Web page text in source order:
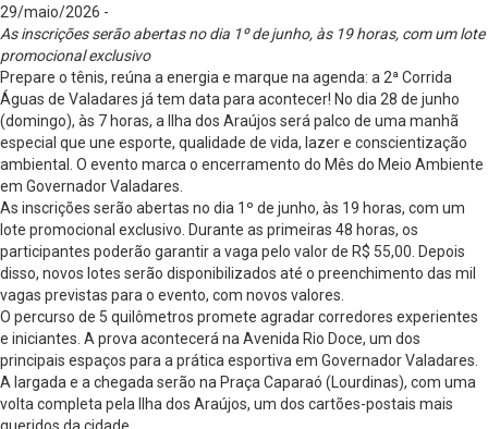
29/maio/2026 -
As inscrições serão abertas no dia 1º de junho, às 19 horas, com um lote
promocional exclusivo
Prepare o tênis, reúna a energia e marque na agenda: a 2ª Corrida
Águas de Valadares já tem data para acontecer! No dia 28 de junho
(domingo), às 7 horas, a Ilha dos Araújos será palco de uma manhã
especial que une esporte, qualidade de vida, lazer e conscientização
ambiental. O evento marca o encerramento do Mês do Meio Ambiente
em Governador Valadares.
As inscrições serão abertas no dia 1º de junho, às 19 horas, com um
lote promocional exclusivo. Durante as primeiras 48 horas, os
participantes poderão garantir a vaga pelo valor de R$ 55,00. Depois
disso, novos lotes serão disponibilizados até o preenchimento das mil
vagas previstas para o evento, com novos valores.
O percurso de 5 quilômetros promete agradar corredores experientes
e iniciantes. A prova acontecerá na Avenida Rio Doce, um dos
principais espaços para a prática esportiva em Governador Valadares.
A largada e a chegada serão na Praça Caparaó (Lourdinas), com uma
volta completa pela Ilha dos Araújos, um dos cartões-postais mais